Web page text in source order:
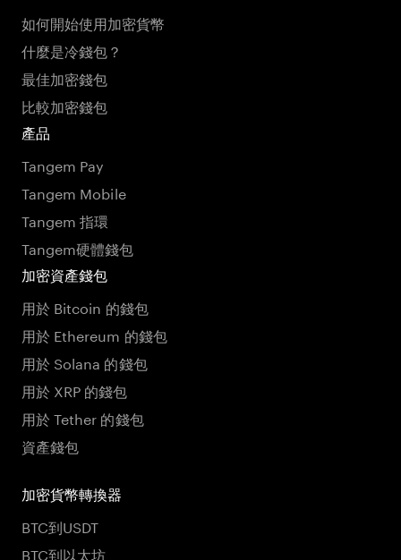
如何開始使用加密貨幣
什麼是冷錢包？
最佳加密錢包
比較加密錢包
產品
Tangem Pay
Tangem Mobile
Tangem 指環
Tangem硬體錢包
加密資產錢包
用於 Bitcoin 的錢包
用於 Ethereum 的錢包
用於 Solana 的錢包
用於 XRP 的錢包
用於 Tether 的錢包
資產錢包
加密貨幣轉換器
BTC到USDT
BTC到以太坊